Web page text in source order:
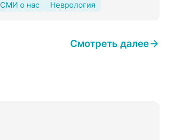
СМИ о нас Неврология
Смотреть далее